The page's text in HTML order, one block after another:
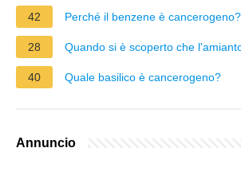
42 Perché il benzene è cancerogeno?
28 Quando si è scoperto che
40 Quale basilico è cancerogeno?
Annuncio